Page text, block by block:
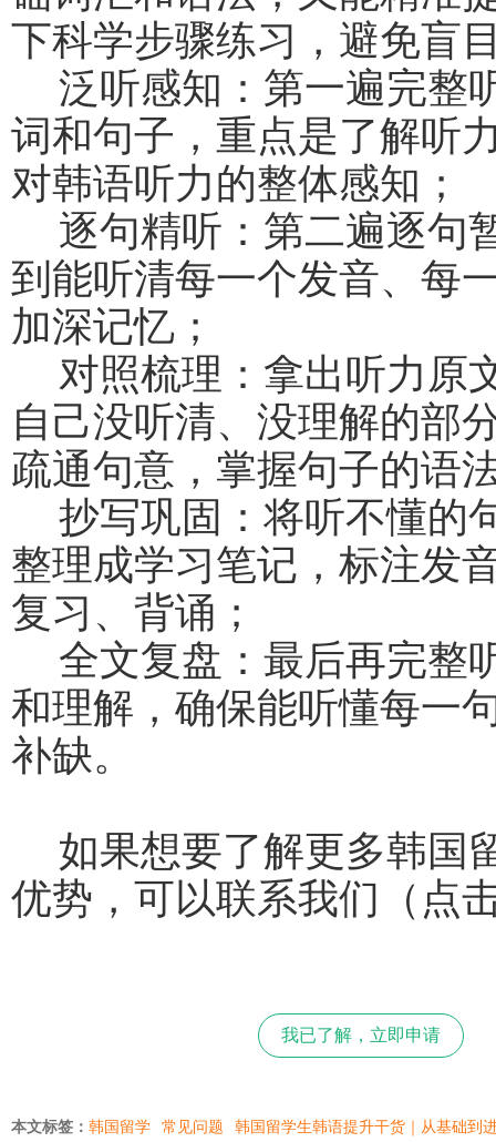
下科学步骤练习，避免盲
泛听感知：第一遍完整
词和句子，重点是了解听
对韩语听力的整体感知；
逐句精听：第二遍逐句
到能听清每一个发音、每
加深记忆；
对照梳理：拿出听力原
自己没听清、没理解的部
疏通句意，掌握句子的语
抄写巩固：将听不懂的
整理成学习笔记，标注发
复习、背诵；
全文复盘：最后再完整
和理解，确保能听懂每一
补缺。
如果想要了解更多韩国
优势，可以联系我们（点
我已了解，立即申请
本文标签： 韩国留学 常见问题 韩国留学生韩语提升干货｜从基础到